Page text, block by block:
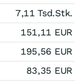
7,11 Tsd.Stk.
151,11 EUR
195,56 EUR
83,35 EUR